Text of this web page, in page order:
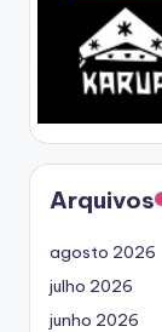
Arquivos
agosto 2026
julho 2026
junho 2026